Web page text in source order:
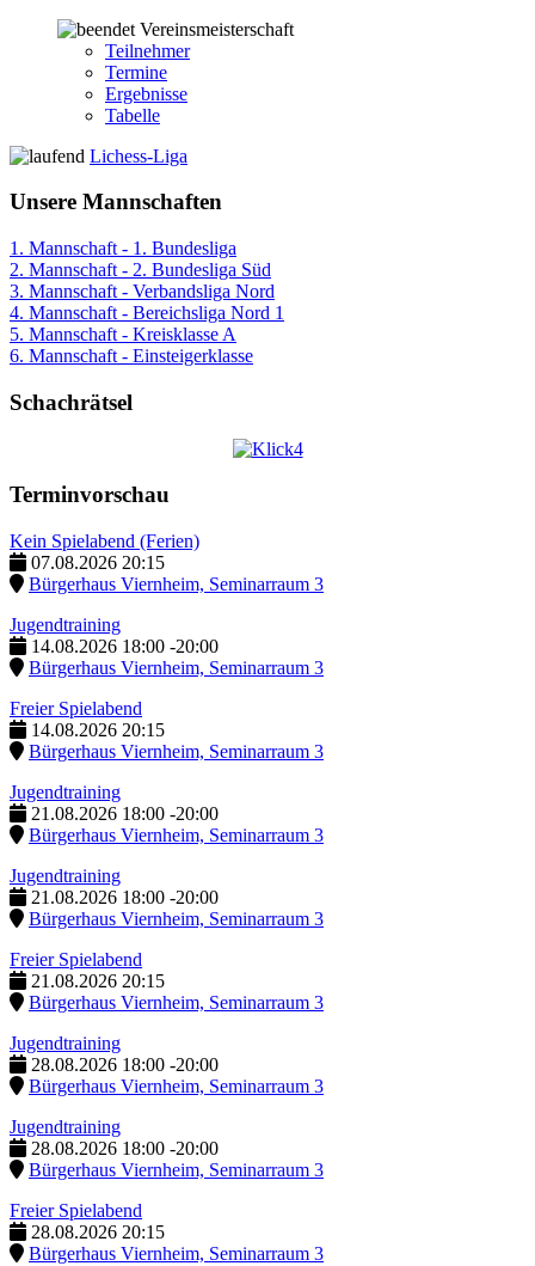
Vereinsmeisterschaft
Teilnehmer
Termine
Ergebnisse
Tabelle
Lichess-Liga
Unsere Mannschaften
1. Mannschaft - 1. Bundesliga
2. Mannschaft - 2. Bundesliga Süd
3. Mannschaft - Verbandsliga Nord
4. Mannschaft - Bereichsliga Nord 1
5. Mannschaft - Kreisklasse A
6. Mannschaft - Einsteigerklasse
Schachrätsel
Terminvorschau
Kein Spielabend (Ferien)
07.08.2026 20:15
Bürgerhaus Viernheim, Seminarraum 3
Jugendtraining
14.08.2026 18:00 -20:00
Bürgerhaus Viernheim, Seminarraum 3
Freier Spielabend
14.08.2026 20:15
Bürgerhaus Viernheim, Seminarraum 3
Jugendtraining
21.08.2026 18:00 -20:00
Bürgerhaus Viernheim, Seminarraum 3
Jugendtraining
21.08.2026 18:00 -20:00
Bürgerhaus Viernheim, Seminarraum 3
Freier Spielabend
21.08.2026 20:15
Bürgerhaus Viernheim, Seminarraum 3
Jugendtraining
28.08.2026 18:00 -20:00
Bürgerhaus Viernheim, Seminarraum 3
Jugendtraining
28.08.2026 18:00 -20:00
Bürgerhaus Viernheim, Seminarraum 3
Freier Spielabend
28.08.2026 20:15
Bürgerhaus Viernheim, Seminarraum 3